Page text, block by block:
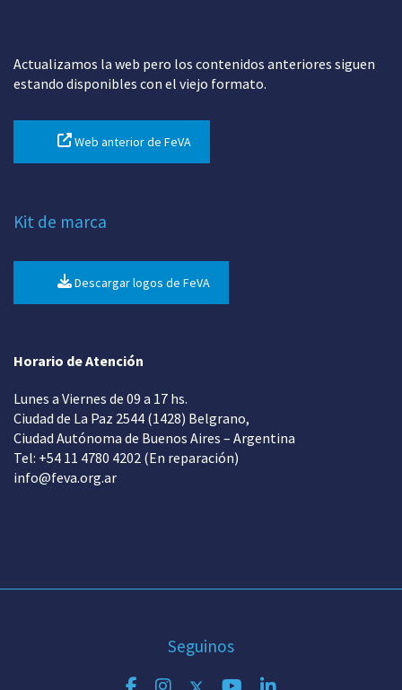
Actualizamos la web pero los contenidos anteriores siguen
estando disponibles con el viejo formato.
Web anterior de FeVA
Kit de marca
Descargar logos de FeVA
Horario de Atención
Lunes a Viernes de 09 a 17 hs.
Ciudad de La Paz 2544 (1428) Belgrano,
Ciudad Autónoma de Buenos Aires – Argentina
Tel: +54 11 4780 4202 (En reparación)
info@feva.org.ar
Seguinos